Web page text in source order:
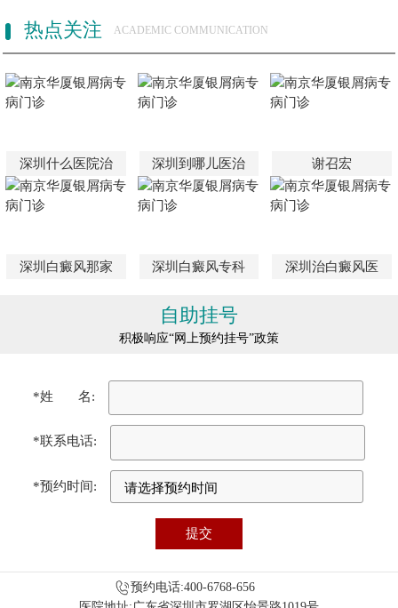
热点关注 ACADEMIC COMMUNICATION
深圳什么医院治 深圳到哪儿医治 谢召宏
深圳白癜风那家 深圳白癜风专科 深圳治白癜风医
自助挂号
积极响应“网上预约挂号”政策
*姓 名:
*联系电话:
*预约时间:
预约电话:400-6768-656